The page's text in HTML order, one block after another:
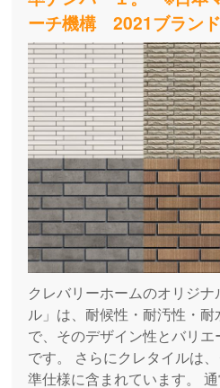
ーチ機構 2021ブラン
クレバリーホームのオリジ
ル」は、耐候性・耐汚性・
で、そのデザイン性とバリ
です。 さらにクレタイルは
準仕様に含まれています。